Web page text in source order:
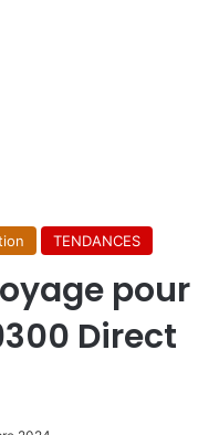
TENDANCES
pour
Direct